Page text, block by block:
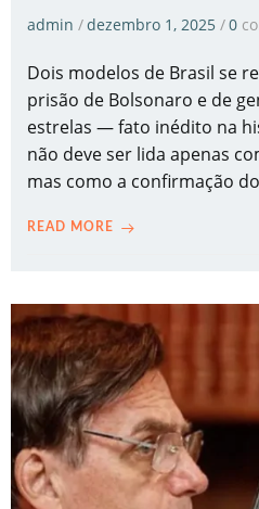
admin /dezembro 1, 2025 /0
Dois modelos de Brasil se
prisão de Bolsonaro e de
estrelas — fato inédito na
não deve ser lida apenas
mas como a confirmação
READ MORE